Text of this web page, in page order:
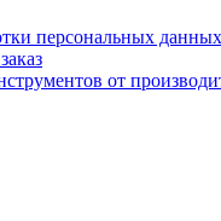
персональных данных
от